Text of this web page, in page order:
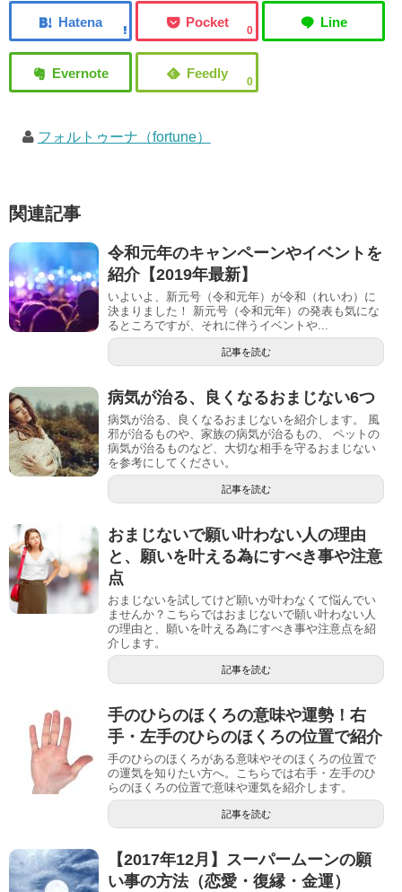
0
0
フォルトゥーナ（fortune）
関連記事
令和元年のキャンペーンやイベントを
紹介【2019年最新】
いよいよ、新元号（令和元年）が令和（れいわ）に
決まりました！ 新元号（令和元年）の発表も気にな
るところですが、それに伴うイベントや...
記事を読む
病気が治る、良くなるおまじない6つ
病気が治る、良くなるおまじないを紹介します。 風
邪が治るものや、家族の病気が治るもの、 ペットの
病気が治るものなど、大切な相手を守るおまじない
を参考にしてください。
記事を読む
おまじないで願い叶わない人の理由
と、願いを叶える為にすべき事や注意
点
おまじないを試してけど願いが叶わなくて悩んでい
ませんか？こちらではおまじないで願い叶わない人
の理由と、願いを叶える為にすべき事や注意点を紹
介します。
記事を読む
手のひらのほくろの意味や運勢！右
手・左手のひらのほくろの位置で紹介
手のひらのほくろがある意味やそのほくろの位置で
の運気を知りたい方へ。こちらでは右手・左手のひ
らのほくろの位置で意味や運気を紹介します。
記事を読む
【2017年12月】スーパームーンの願
い事の方法（恋愛・復縁・金運）